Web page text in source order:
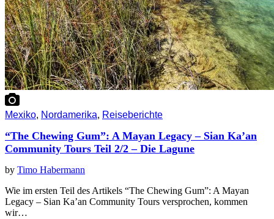
Mexiko, Nordamerika, Reiseberichte
“The Chewing Gum”: A Mayan Legacy – Sian Ka’an
Community Tours Teil 2/2 – Die Lagune
by Timo Habermann
Wie im ersten Teil des Artikels “The Chewing Gum”: A Mayan
Legacy – Sian Ka’an Community Tours versprochen, kommen
wir…